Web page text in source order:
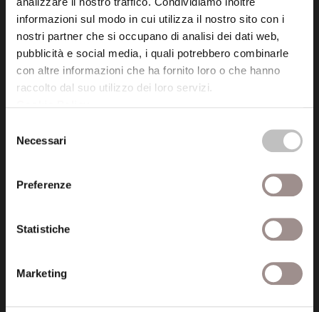
informazioni sul modo in cui utilizza il nostro sito con i
nostri partner che si occupano di analisi dei dati web,
pubblicità e social media, i quali potrebbero combinarle
con altre informazioni che ha fornito loro o che hanno
raccolto dal suo utilizzo dei loro servizi.
delNecessari
Preferenze
Statistiche
Marketing
Fondazione Collegio San Carlo
Via San Carlo 5
41121 Modena (MO)
P.I. 00641060363